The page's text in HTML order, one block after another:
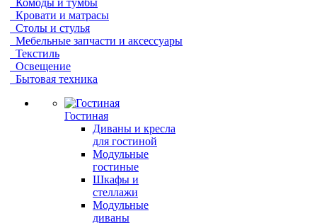
Комоды и тумбы
Кровати и матрасы
Столы и стулья
Мебельные запчасти и аксессуары
Текстиль
Освещение
Бытовая техника
Гостиная
Диваны и кресла
для гостиной
Модульные
гостиные
Шкафы и
стеллажи
Модульные
диваны